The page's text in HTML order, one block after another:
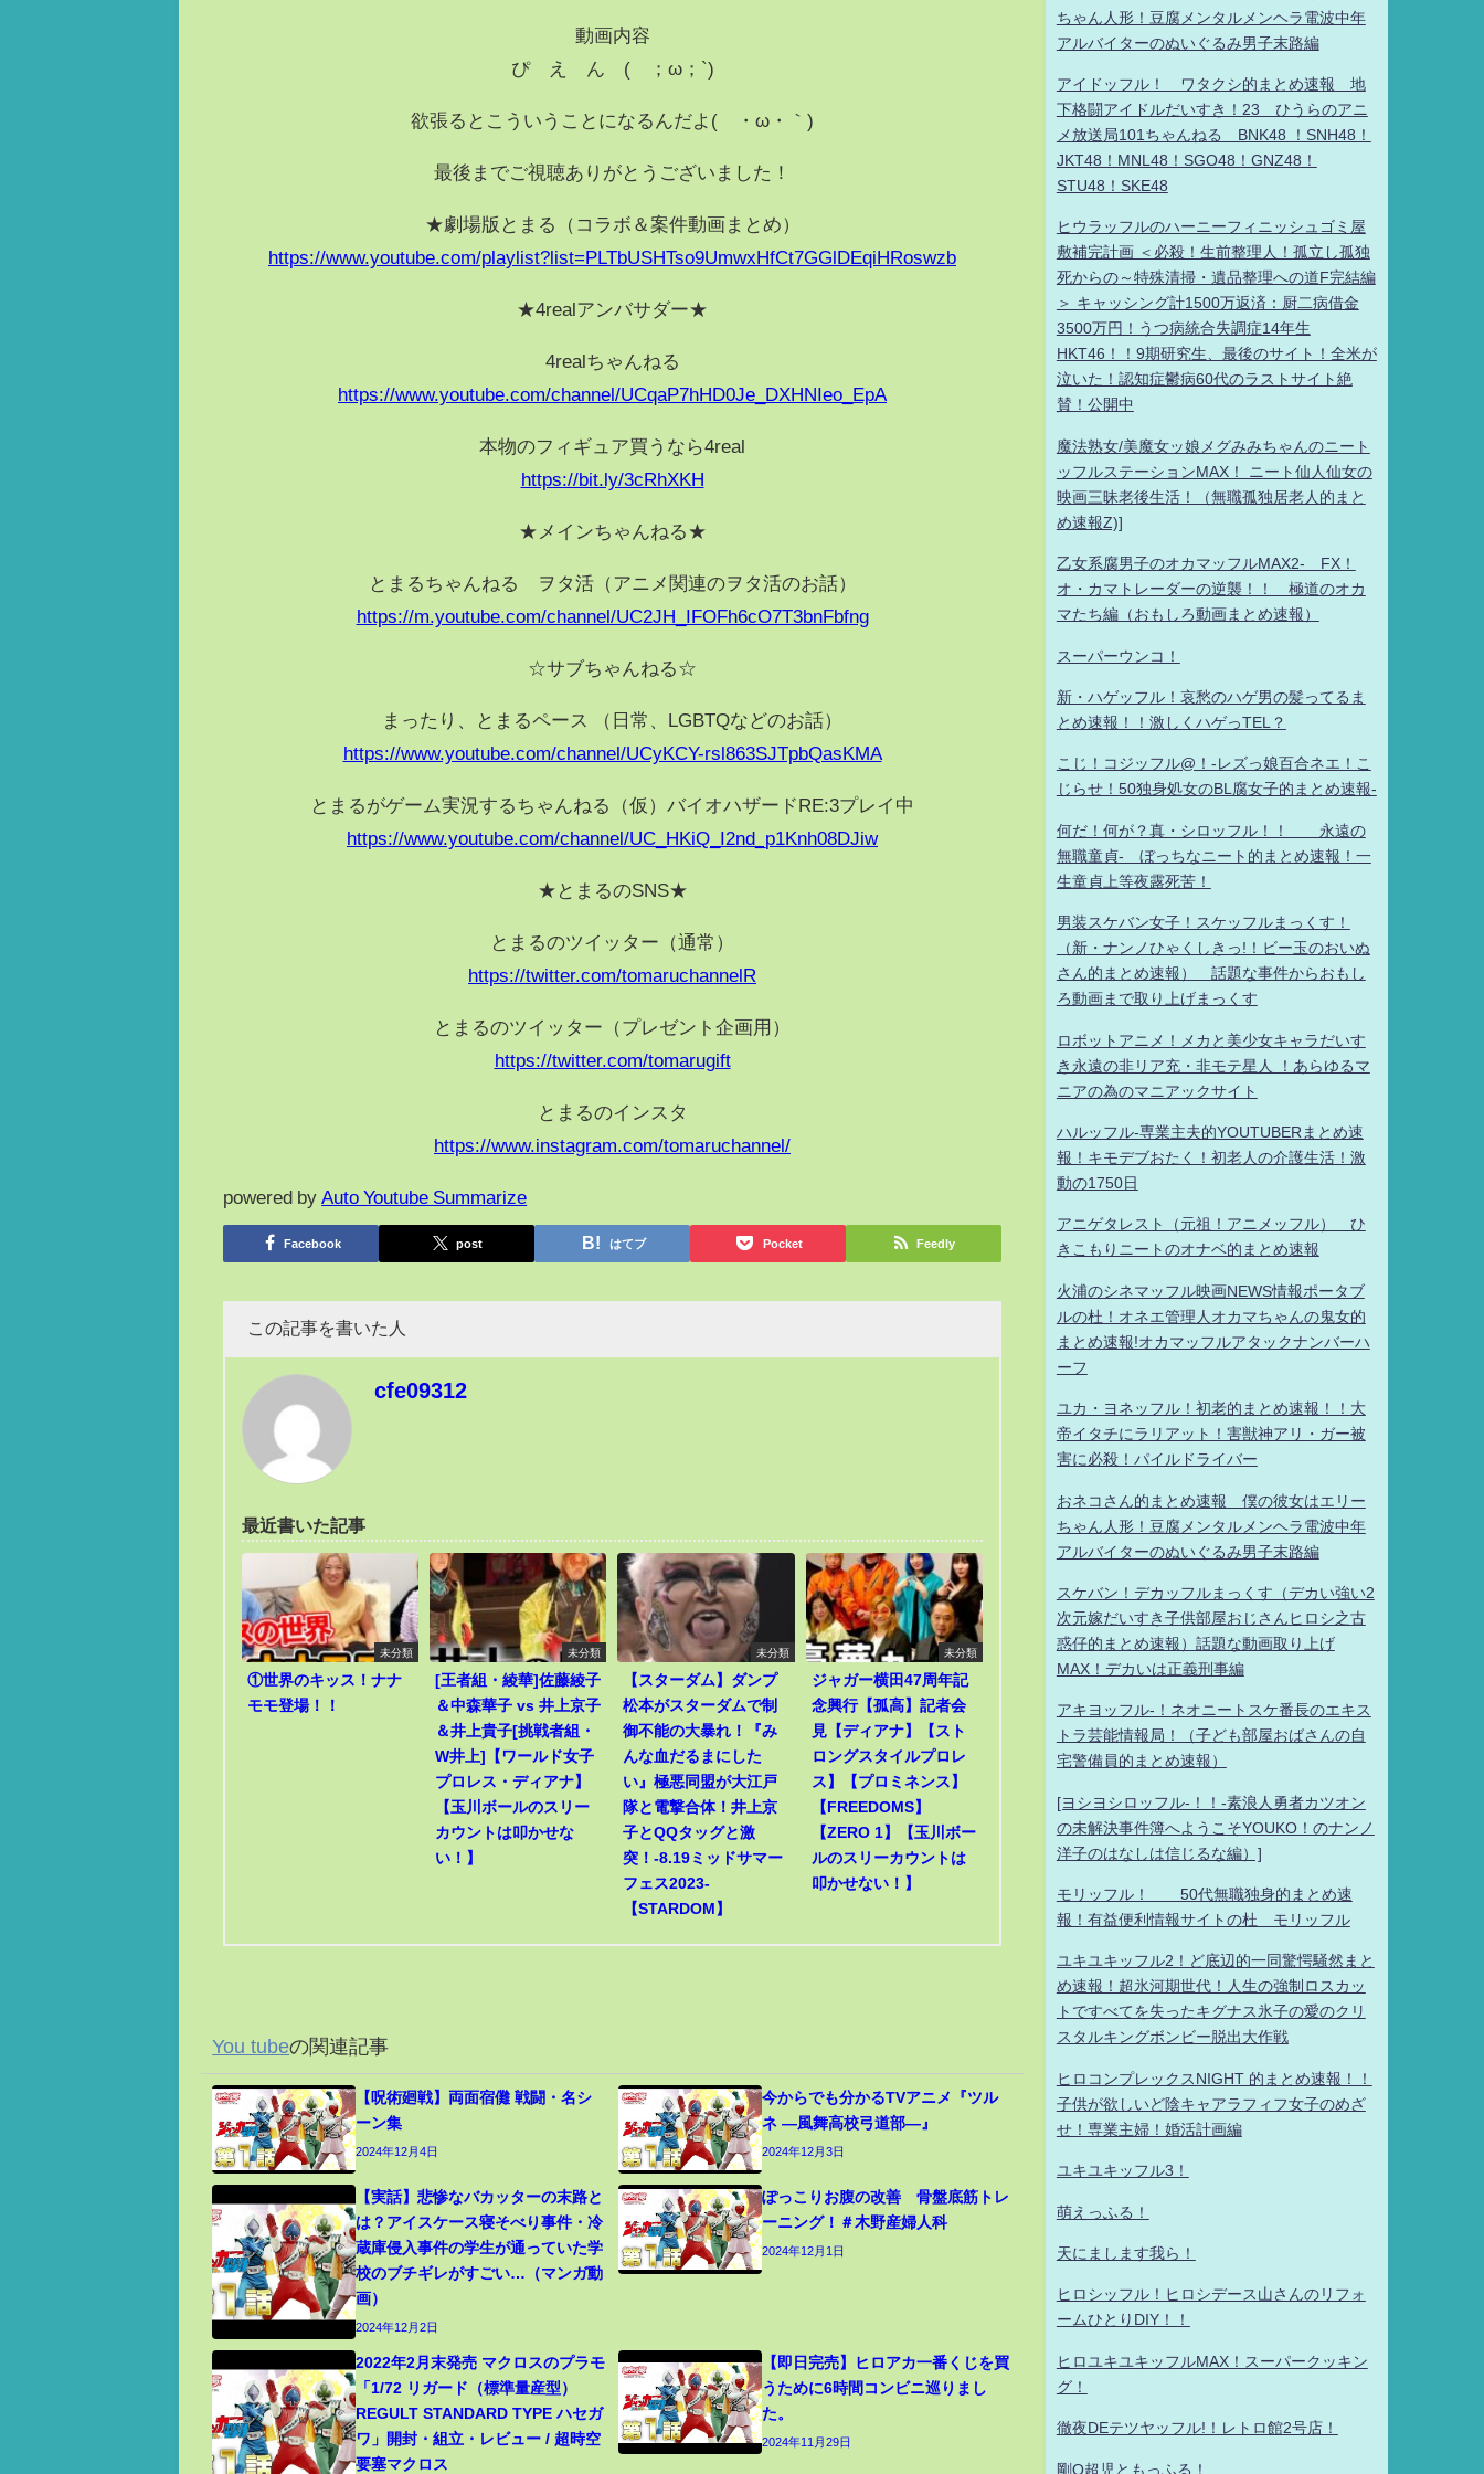
動画内容
ぴ え ん (´；ω；`)
欲張るとこういうことになるんだよ(´・ω・｀)
最後までご視聴ありがとうございました！
★劇場版とまる（コラボ＆案件動画まとめ）
https://www.youtube.com/playlist?list=PLTbUSHTso9UmwxHfCt7GGlDEqiHRoswzb
★4realアンバサダー★
4realちゃんねる
https://www.youtube.com/channel/UCqaP7hHD0Je_DXHNIeo_EpA
本物のフィギュア買うなら4real
https://bit.ly/3cRhXKH
★メインちゃんねる★
とまるちゃんねる ヲタ活（アニメ関連のヲタ活のお話）
https://m.youtube.com/channel/UC2JH_IFOFh6cO7T3bnFbfng
☆サブちゃんねる☆
まったり、とまるペース （日常、LGBTQなどのお話）
https://www.youtube.com/channel/UCyKCY-rsl863SJTpbQasKMA
とまるがゲーム実況するちゃんねる（仮）バイオハザードRE:3プレイ中
https://www.youtube.com/channel/UC_HKiQ_I2nd_p1Knh08DJiw
★とまるのSNS★
とまるのツイッター（通常）
https://twitter.com/tomaruchannelR
とまるのツイッター（プレゼント企画用）
https://twitter.com/tomarugift
とまるのインスタ
https://www.instagram.com/tomaruchannel/
powered by Auto Youtube Summarize
Facebook post はてブ Pocket Feedly
この記事を書いた人
cfe09312
最近書いた記事
未分類
①世界のキッス！ナナ
モモ登場！！
未分類
[王者組・綾華]佐藤綾子
＆中森華子 vs 井上京子
＆井上貴子[挑戦者組・
W井上]【ワールド女子
プロレス・ディアナ】
【玉川ボールのスリー
カウントは叩かせな
い！】
未分類
【スターダム】ダンプ
松本がスターダムで制
御不能の大暴れ！『み
んな血だるまにした
い』極悪同盟が大江戸
隊と電撃合体！井上京
子とQQタッグと激
突！-8.19ミッドサマー
フェス2023-
【STARDOM】
未分類
ジャガー横田47周年記
念興行【孤高】記者会
見【ディアナ】【スト
ロングスタイルプロレ
ス】【プロミネンス】
【FREEDOMS】
【ZERO 1】【玉川ボー
ルのスリーカウントは
叩かせない！】
You tubeの関連記事
【呪術廻戦】両面宿儺 戦闘・名シ
ーン集
2024年12月4日
今からでも分かるTVアニメ『ツル
ネ ―風舞高校弓道部―』
2024年12月3日
【実話】悲惨なバカッターの末路と
は？アイスケース寝そべり事件・冷
蔵庫侵入事件の学生が通っていた学
校のブチギレがすごい…（マンガ動
画）
2024年12月2日
ぽっこりお腹の改善 骨盤底筋トレ
ーニング！＃木野産婦人科
2024年12月1日
2022年2月末発売 マクロスのプラモ
「1/72 リガード（標準量産型）
REGULT STANDARD TYPE ハセガ
ワ」開封・組立・レビュー / 超時空
要塞マクロス
【即日完売】ヒロアカ一番くじを買
うために6時間コンビニ巡りまし
た。
2024年11月29日
ちゃん人形！豆腐メンタルメンヘラ電波中年
アルバイターのぬいぐるみ男子末路編
アイドッフル！ ワタクシ的まとめ速報 地
下格闘アイドルだいすき！23 ひうらのアニ
メ放送局101ちゃんねる BNK48 ！SNH48！
JKT48！MNL48！SGO48！GNZ48！
STU48！SKE48
ヒウラッフルのハーニーフィニッシュゴミ屋
敷補完計画 ＜必殺！生前整理人！孤立し孤独
死からの～特殊清掃・遺品整理への道F完結編
＞ キャッシング計1500万返済：厨二病借金
3500万円！うつ病統合失調症14年生
HKT46！！9期研究生、最後のサイト！全米が
泣いた！認知症鬱病60代のラストサイト絶
賛！公開中
魔法熟女/美魔女ッ娘メグみみちゃんのニート
ッフルステーションMAX！ ニート仙人仙女の
映画三昧老後生活！（無職孤独居老人的まと
め速報Z)]
乙女系腐男子のオカマッフルMAX2- FX！
オ・カマトレーダーの逆襲！！ 極道のオカ
マたち編（おもしろ動画まとめ速報）
スーパーウンコ！
新・ハゲッフル！哀愁のハゲ男の髪ってるま
とめ速報！！激しくハゲっTEL？
こじ！コジッフル@！-レズっ娘百合ネエ！こ
じらせ！50独身処女のBL腐女子的まとめ速報-
何だ！何が？真・シロッフル！！ 永遠の
無職童貞- ぼっちなニート的まとめ速報！一
生童貞上等夜露死苦！
男装スケバン女子！スケッフルまっくす！
（新・ナンノひゃくしきっ!！ビー玉のおいぬ
さん的まとめ速報） 話題な事件からおもし
ろ動画まで取り上げまっくす
ロボットアニメ！メカと美少女キャラだいす
き永遠の非リア充・非モテ星人 ！あらゆるマ
ニアの為のマニアックサイト
ハルッフル-専業主夫的YOUTUBERまとめ速
報！キモデブおたく！初老人の介護生活！激
動の1750日
アニゲタレスト（元祖！アニメッフル） ひ
きこもりニートのオナベ的まとめ速報
火浦のシネマッフル映画NEWS情報ポータブ
ルの杜！オネエ管理人オカマちゃんの鬼女的
まとめ速報!オカマッフルアタックナンバーハ
ーフ
ユカ・ヨネッフル！初老的まとめ速報！！大
帝イタチにラリアット！害獣神アリ・ガー被
害に必殺！パイルドライバー
おネコさん的まとめ速報 僕の彼女はエリー
ちゃん人形！豆腐メンタルメンヘラ電波中年
アルバイターのぬいぐるみ男子末路編
スケバン！デカッフルまっくす（デカい強い2
次元嫁だいすき子供部屋おじさんヒロシ之古
惑仔的まとめ速報）話題な動画取り上げ
MAX！デカいは正義刑事編
アキヨッフル-！ネオニートスケ番長のエキス
トラ芸能情報局！（子ども部屋おばさんの自
宅警備員的まとめ速報）
[ヨシヨシロッフル-！！-素浪人勇者カツオン
の未解決事件簿へようこそYOUKO！のナンノ
洋子のはなしは信じるな編）]
モリッフル！ 50代無職独身的まとめ速
報！有益便利情報サイトの杜 モリッフル
ユキユキッフル2！ど底辺的一同驚愕騒然まと
め速報！超氷河期世代！人生の強制ロスカッ
トですべてを失ったキグナス氷子の愛のクリ
スタルキングボンビー脱出大作戦
ヒロコンプレックスNIGHT 的まとめ速報！！
子供が欲しいど陰キャアラフィフ女子のめざ
せ！専業主婦！婚活計画編
ユキユキッフル3！
萌えっふる！
天にまします我ら！
ヒロシッフル！ヒロシデース山さんのリフォ
ームひとりDIY！！
ヒロユキユキッフルMAX！スーパークッキン
グ！
徹夜DEテツヤッフル!！レトロ館2号店！
剛Q超児ともっふる！